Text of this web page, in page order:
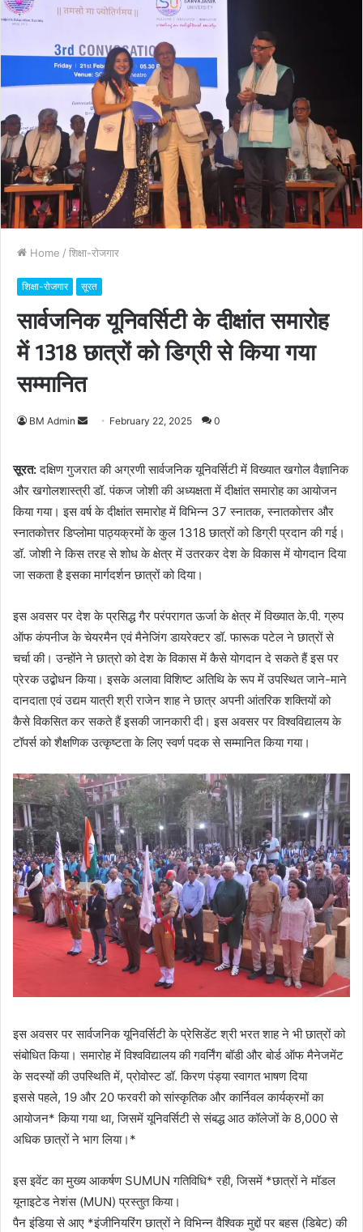
Home / शिक्षा-रोजगार
शिक्षा-रोजगार सूरत
सार्वजनिक यूनिवर्सिटी के दीक्षांत समारोह
में 1318 छात्रों को डिग्री से किया गया
सम्मानित
BM Admin
a
n
e
m
a
l
February 22, 2025 0
सूरत:दक्षिण गुजरात की अग्रणी सार्वजनिक यूनिवर्सिटी में विख्यात खगोल वैज्ञानिक
और खगोलशास्त्री डॉ. पंकज जोशी की अध्यक्षता में दीक्षांत समारोह का आयोजन
किया गया। इस वर्ष के दीक्षांत समारोह में विभिन्न 37 स्नातक, स्नातकोत्तर और
स्नातकोत्तर डिप्लोमा पाठ्यक्रमों के कुल 1318 छात्रों को डिग्री प्रदान की गई।
डॉ. जोशी ने किस तरह से शोध के क्षेत्र में उतरकर देश के विकास में योगदान दिया
जा सकता है इसका मार्गदर्शन छात्रों को दिया।
इस अवसर पर देश के प्रसिद्ध गैर परंपरागत ऊर्जा के क्षेत्र में विख्यात के.पी. ग्रुप
ऑफ कंपनीज के चेयरमैन एवं मैनेजिंग डायरेक्टर डॉ. फारूक पटेल ने छात्रों से
चर्चा की। उन्होंने ने छात्रो को देश के विकास में कैसे योगदान दे सकते हैं इस पर
प्रेरक उद्बोधन किया। इसके अलावा विशिष्ट अतिथि के रूप में उपस्थित जाने-माने
दानदाता एवं उद्यम यात्री श्री राजेन शाह ने छात्र अपनी आंतरिक शक्तियों को
कैसे विकसित कर सकते हैं इसकी जानकारी दी। इस अवसर पर विश्वविद्यालय के
टॉपर्स को शैक्षणिक उत्कृष्टता के लिए स्वर्ण पदक से सम्मानित किया गया।
इस अवसर पर सार्वजनिक यूनिवर्सिटी के प्रेसिडेंट श्री भरत शाह ने भी छात्रों को
संबोधित किया। समारोह में विश्वविद्यालय की गवर्निंग बॉडी और बोर्ड ऑफ मैनेजमेंट
के सदस्यों की उपस्थिति में, प्रोवोस्ट डॉ. किरण पंड्या स्वागत भाषण दिया
इससे पहले, 19 और 20 फरवरी को सांस्कृतिक और कार्निवल कार्यक्रमों का
आयोजन* किया गया था, जिसमें यूनिवर्सिटी से संबद्ध आठ कॉलेजों के 8,000 से
अधिक छात्रों ने भाग लिया।*
इस इवेंट का मुख्य आकर्षण SUMUN गतिविधि* रही, जिसमें *छात्रों ने मॉडल
यूनाइटेड नेशंस (MUN) प्रस्तुत किया।
पैन इंडिया से आए *इंजीनियरिंग छात्रों ने विभिन्न वैश्विक मुद्दों पर बहस (डिबेट) की